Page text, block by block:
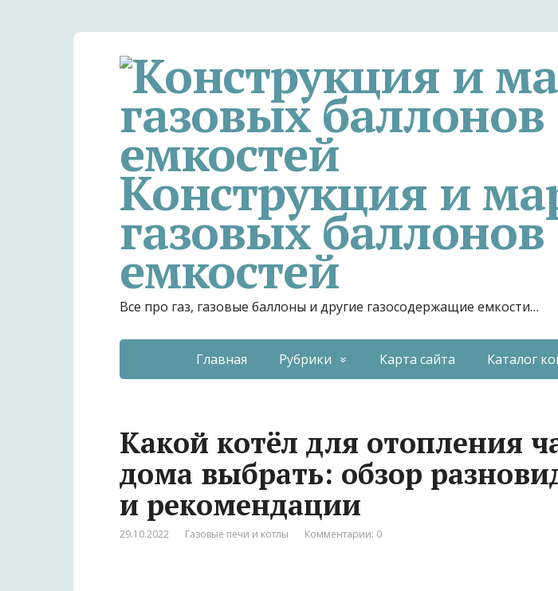
Конструкция и
газовых
емкостей
Все про газ, газовые баллоны и другие газосодержащие емкости…
Главная Рубрики Карта сайта Каталог
Какой котёл для отопления
дома выбрать: обзор
и рекомендации
29.10.2022 Газовые печи и котлы Комментарии: 0